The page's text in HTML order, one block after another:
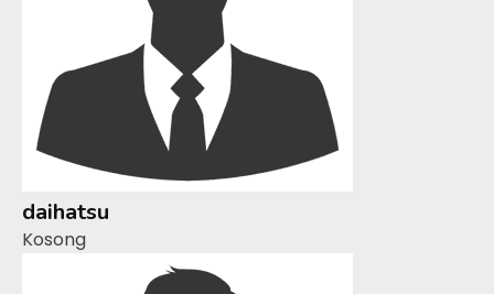
daihatsu
Kosong